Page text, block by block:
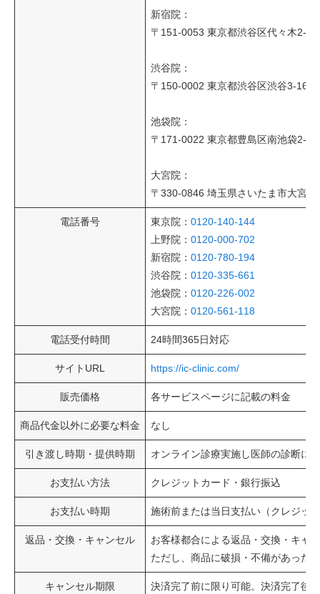
新宿院：
〒151-0053 東京都渋谷区代々木2-5-
渋谷院：
〒150-0002 東京都渋谷区渋谷3-16-
池袋院：
〒171-0022 東京都豊島区南池袋2-
大宮院：
〒330-0846 埼玉県さいたま市大宮
電話番号 東京院： 0120-140-144
上野院： 0120-000-702
新宿院： 0120-780-194
渋谷院： 0120-335-661
池袋院： 0120-226-002
大宮院： 0120-561-118
電話受付時間 24時間365日対応
サイトURL https://ic-clinic.com/
販売価格 各サービスページに記載の料金
商品代金以外に必要な料金 なし
引き渡し時期・提供時期 オンライン診療実施し医師の診断に
お支払い方法 クレジットカード・銀行振込
お支払い時期 施術前または当日支払い（クレジッ
返品・交換・キャンセル
お客様都合による返品・交換・キャ
ただし、商品に破損・不備があった
キャンセル期限 決済完了前に限り可能。決済完了後
日本語